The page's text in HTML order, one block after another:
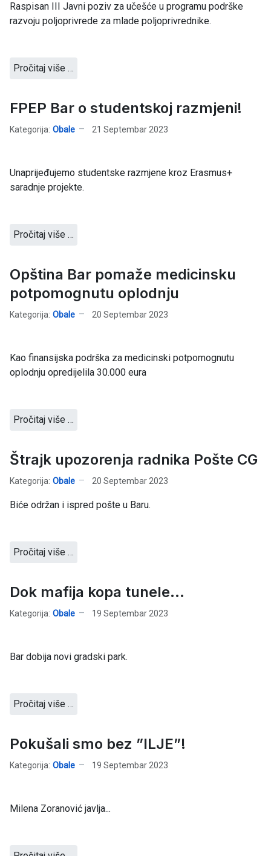
Raspisan III Javni poziv za učešće u programu podrške
razvoju poljoprivrede za mlade poljoprivrednike.
Pročitaj više …
FPEP Bar o studentskoj razmjeni!
Kategorija: Obale 21 Septembar 2023
Unaprijeđujemo studentske razmjene kroz Erasmus+
saradnje projekte.
Pročitaj više …
Opština Bar pomaže medicinsku
potpomognutu oplodnju
Kategorija: Obale 20 Septembar 2023
Kao finansijska podrška za medicinski potpomognutu
oplodnju opredijelila 30.000 eura
Pročitaj više …
Štrajk upozorenja radnika Pošte CG
Kategorija: Obale 20 Septembar 2023
Biće održan i ispred pošte u Baru.
Pročitaj više …
Dok mafija kopa tunele...
Kategorija: Obale 19 Septembar 2023
Bar dobija novi gradski park.
Pročitaj više …
Pokušali smo bez ”ILJE”!
Kategorija: Obale 19 Septembar 2023
Milena Zoranović javlja...